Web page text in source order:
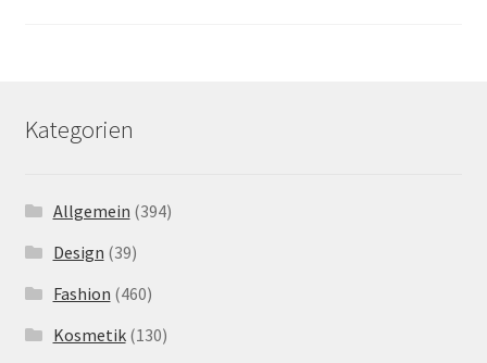
Kategorien
Allgemein (394)
Design (39)
Fashion (460)
Kosmetik(130)